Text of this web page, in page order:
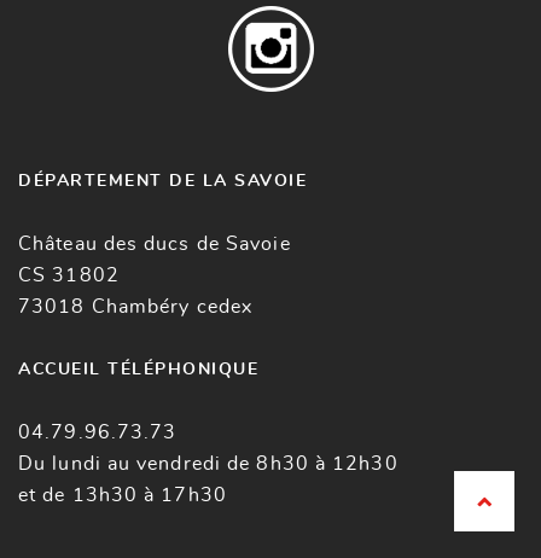
DÉPARTEMENT DE LA SAVOIE
Château des ducs de Savoie
CS 31802
73018 Chambéry cedex
ACCUEIL TÉLÉPHONIQUE
04.79.96.73.73
Du lundi au vendredi de 8h30 à 12h30
et de 13h30 à 17h30